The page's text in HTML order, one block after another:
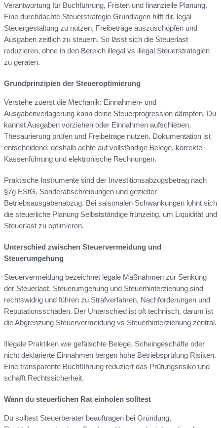
Verantwortung für Buchführung, Fristen und finanzielle Planung.
Eine durchdachte Steuerstrategie Grundlagen hilft dir, legal
Steuergestaltung zu nutzen, Freibeträge auszuschöpfen und
Ausgaben zeitlich zu steuern. So lässt sich die Steuerlast
reduzieren, ohne in den Bereich illegal vs illegal Steuerstrategien
zu geraten.
Grundprinzipien der Steueroptimierung
Verstehe zuerst die Mechanik: Einnahmen- und
Ausgabenverlagerung kann deine Steuerprogression dämpfen. Du
kannst Ausgaben vorziehen oder Einnahmen aufschieben,
Thesaurierung prüfen und Freibeträge nutzen. Dokumentation ist
entscheidend, deshalb achte auf vollständige Belege, korrekte
Kassenführung und elektronische Rechnungen.
Praktische Instrumente sind der Investitionsabzugsbetrag nach
§7g EStG, Sonderabschreibungen und gezielter
Betriebsausgabenabzug. Bei saisonalen Schwankungen lohnt sich
die steuerliche Planung Selbstständige frühzeitig, um Liquidität und
Steuerlast zu optimieren.
Unterschied zwischen Steuervermeidung und
Steuerumgehung
Steuervermeidung bezeichnet legale Maßnahmen zur Senkung
der Steuerlast. Steuerumgehung und Steuerhinterziehung sind
rechtswidrig und führen zu Strafverfahren, Nachforderungen und
Reputationsschäden. Der Unterschied ist oft technisch, darum ist
die Abgrenzung Steuervermeidung vs Steuerhinterziehung zentral.
Illegale Praktiken wie gefälschte Belege, Scheingeschäfte oder
nicht deklarierte Einnahmen bergen hohe Betriebsprüfung Risiken.
Eine transparente Buchführung reduziert das Prüfungsrisiko und
schafft Rechtssicherheit.
Wann du steuerlichen Rat einholen solltest
Du solltest Steuerberater beauftragen bei Gründung,